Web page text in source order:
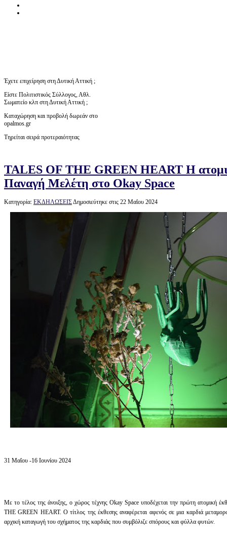
Έχετε επιχείρηση στη Δυτική Αττική ;
Είστε Πολιτιστικός Σύλλογος, Αθλ.
Σωματείο κλπ στη Δυτική Αττική ;
Καταχώρηση και προβολή δωρεάν στο
opalmos.gr
Τηρείται σειρά προτεραιότητας
TALES OF THE GREEN HEART H
Παναγή Μελέτη στο Okay Space
Κατηγορία: ΕΚΔΗΛΩΣΕΙΣΔημοσιεύτηκε στις 22 Μαΐου 2024
31 Μαΐου -16 Ιουνίου 2024
Με το τέλος της άνοιξης, ο χώρος τέχνης Okay Space υποδέχεται την πρώτη ατομική
THE GREEN HEART. Ο τίτλος της έκθεσης αναφέρεται αφενός σε μια καρδιά
αρχική καταγωγή του σχήματος της καρδιάς που συμβόλιζε σπόρους και φύλλα φυτών.